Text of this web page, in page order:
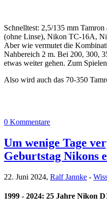
Schnelltest: 2,5/135 mm
(ohne Linse), Nikon TC-16A,
Aber wie vermutet die
Nahbereich 2 m. Bei 200, 300,
etwas weiter gehen. Zum
Also wird auch das 70-350
0 Kommentare
Um wenige Tage
Geburtstag Nikons
22. Juni 2024, Ralf Jannke -
1999 - 2024: 25 Jahre Nikon